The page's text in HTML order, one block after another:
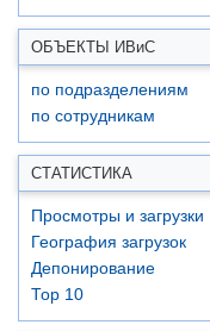
ОБЪЕКТЫ ИВиС
по подразделениям
по сотрудникам
СТАТИСТИКА
Просмотры и загрузки
География загрузок
Депонирование
Top 10